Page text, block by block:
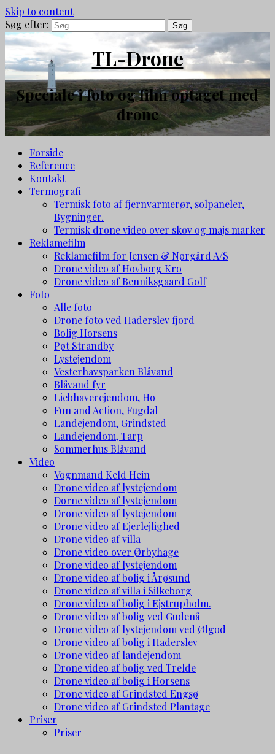
Skip to content
Søg efter:
TL-Drone
Speciale i foto og film optaget med
drone
Forside
Reference
Kontakt
Termografi
Termisk foto af fjernvarmerør, solpaneler,
Bygninger.
Termisk drone video over skov og majs marker
Reklamefilm
Reklamefilm for Jensen & Nørgård A/S
Drone video af Hovborg Kro
Drone video af Benniksgaard Golf
Foto
Alle foto
Drone foto ved Haderslev fjord
Bolig Horsens
Pøt Strandby
Lystejendom
Vesterhavsparken Blåvand
Blåvand fyr
Liebhaverejendom, Ho
Fun and Action, Fugdal
Landejendom, Grindsted
Landejendom, Tarp
Sommerhus Blåvand
Video
Vognmand Keld Hein
Drone video af lystejendom
Dorne video af lystejendom
Drone video af lystejendom
Drone video af Ejerlejlighed
Drone video af villa
Drone video over Ørbyhage
Drone video af lystejendom
Drone video af bolig i Årøsund
Drone video af villa i Silkeborg
Drone video af bolig i Ejstrupholm.
Drone video af bolig ved Gudenå
Drone video af lystejendom ved Ølgod
Drone video af bolig i Haderslev
Drone video af landejendom
Drone video af bolig ved Trelde
Drone video af bolig i Horsens
Drone video af Grindsted Engsø
Drone video af Grindsted Plantage
Priser
Priser